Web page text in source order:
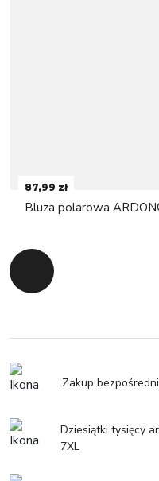
87,99 zł
Bluza polarowa
Powrót do początku
Zakup
Dziesiątki tysięcy
7XL